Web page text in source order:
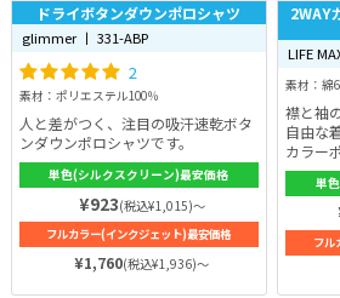
ドライボタンダウンポロシャツ
glimmer 丨 331-ABP
2
素材：ポリエステル100％
人と差がつく、注目の吸汗速乾ボタ
ンダウンポロシャツです。
単色(シルクスクリーン)最安価格
¥923(税込¥1,015)～
フルカラー(インクジェット)最安価格
¥1,760(税込¥1,936)～
2WAY
LIFE
素材：綿
襟と袖
自由な
カラー
単
フル